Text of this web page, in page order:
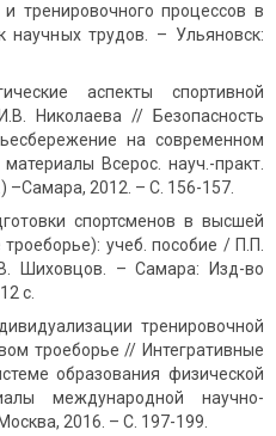
тренировочного процессов в
научных трудов. – Ульяновск:
аспекты спортивной
Николаева // Безопасность
на современном
Всерос. науч.-практ.
–Самара, 2012. – С. 156-157.
спортсменов в высшей
учеб. пособие / П.П.
Шиховцов. – Самара: Изд-во
с.
тренировочной
троеборье // Интегративные
образования физической
международной научно-
2016. – С. 197-199.